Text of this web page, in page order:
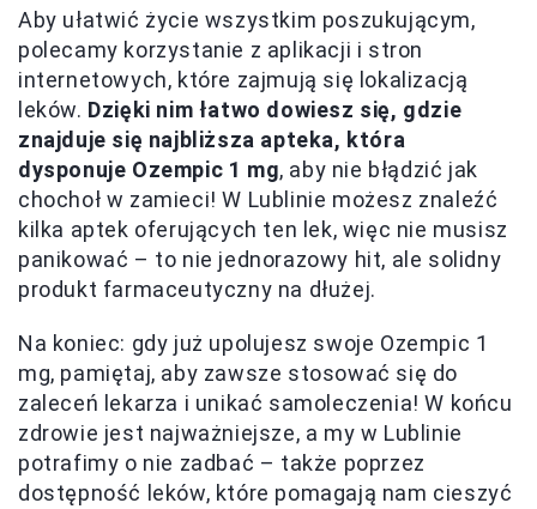
Aby ułatwić życie wszystkim poszukującym,
polecamy korzystanie z aplikacji i stron
internetowych, które zajmują się lokalizacją
leków. Dzięki nim łatwo dowiesz się, gdzie
znajduje się najbliższa apteka, która
dysponuje Ozempic 1 mg, aby nie błądzić jak
chochoł w zamieci! W Lublinie możesz znaleźć
kilka aptek oferujących ten lek, więc nie musisz
panikować – to nie jednorazowy hit, ale solidny
produkt farmaceutyczny na dłużej.
Na koniec: gdy już upolujesz swoje Ozempic 1
mg, pamiętaj, aby zawsze stosować się do
zaleceń lekarza i unikać samoleczenia! W końcu
zdrowie jest najważniejsze, a my w Lublinie
potrafimy o nie zadbać – także poprzez
dostępność leków, które pomagają nam cieszyć